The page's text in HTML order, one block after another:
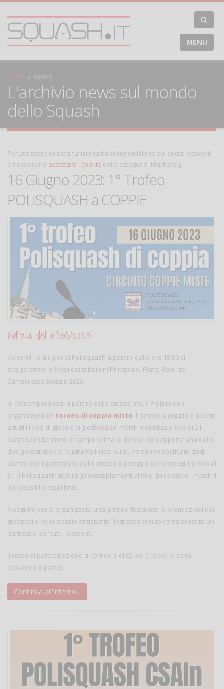
MENU
HOME NEWS
L'archivio news sul mondo
dello Squash
Per utilizzare questa funzionalità di condivisione sui social network
è necessario accettare i cookie della categoria 'Marketing'
16 Giugno 2023: 1° Trofeo
POLISQUASH a COPPIE
Notizia del 07/06/2023
Venerdì 16 Giugno al Polisquash a partire dalle ore 18:00 si
svolgeranno le finali dei tabelloni Principale, Plate, Bowl del
Campionato Sociale 2023.
In contemporanea, a partire dalla stessa ora, il Polisquash
organizzerà un torneo di coppia misto. Il torneo a coppie è aperto
a tutti i livelli di gioco e si giocherà un match individuale fino ai 21
punti: scenderanno in campo prima le donne, non appena una delle
due giocatrici avrà raggiunto i dieci punti, verranno sostituite dagli
uomini che ripartiranno dallo stesso punteggio per proseguire fino ai
21. Il Polisquash gestirà gli accoppiamenti al fine da rendere i match il
più possibile equilibrati.
A seguire verrà organizzata una grande festa con le premiazioni dei
giocatori e nello spazio antistante l’ingresso al club verrà allestito un
barbecue per tutti i presenti.
Il costo di partecipazione al torneo è di €5 più €10 per la cena
(bevande a parte).
Continua all'interno...